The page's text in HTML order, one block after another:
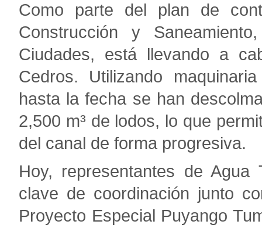
Como parte del plan de
Construcción y
Ciudades, está llevando a
Cedros. Utilizando
hasta la fecha se han
2,500 m³ de lodos, lo que
del canal de forma progresiva.
Hoy, representantes de
clave de coordinación junto
Proyecto Especial Puyango